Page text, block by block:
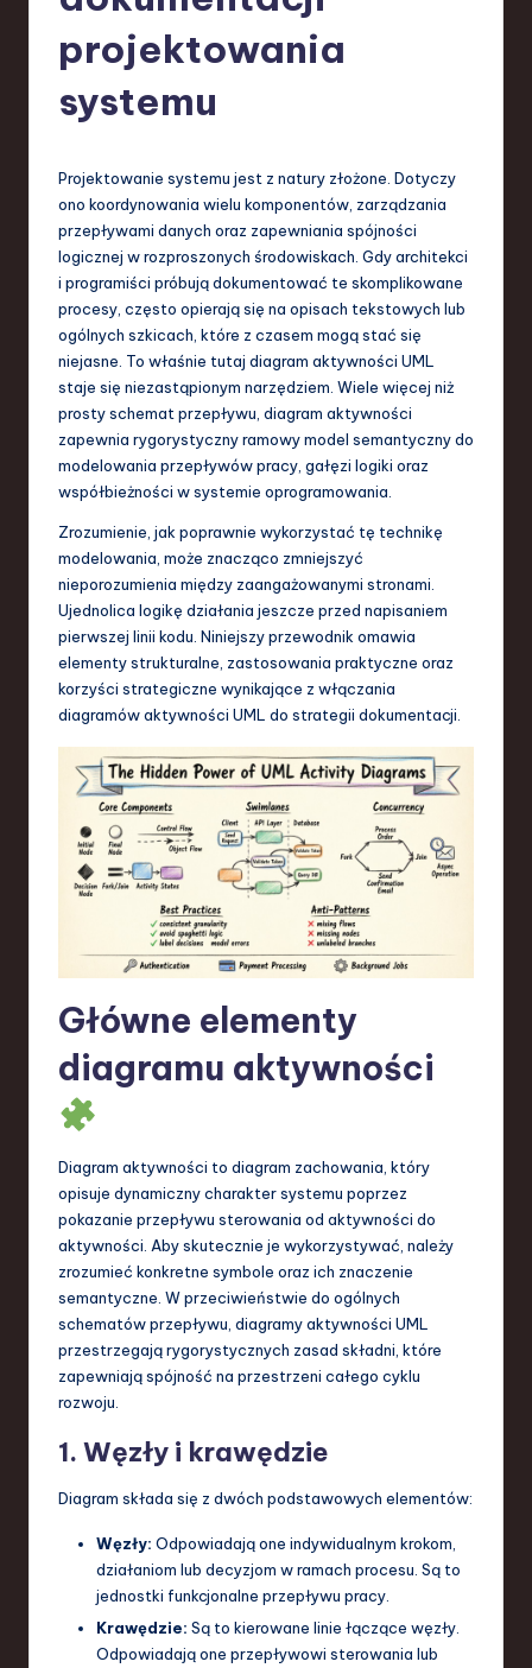
T
d
S
o
w
d
o
ti
o
projektowania
systemu
Projektowanie systemu jest z natury złożone. Dotyczy
ono koordynowania wielu komponentów, zarządzania
przepływami danych oraz zapewniania spójności
logicznej w rozproszonych środowiskach. Gdy architekci
i programiści próbują dokumentować te skomplikowane
procesy, często opierają się na opisach tekstowych lub
ogólnych szkicach, które z czasem mogą stać się
niejasne. To właśnie tutaj diagram aktywności UML
staje się niezastąpionym narzędziem. Wiele więcej niż
prosty schemat przepływu, diagram aktywności
zapewnia rygorystyczny ramowy model semantyczny do
modelowania przepływów pracy, gałęzi logiki oraz
współbieżności w systemie oprogramowania.
Zrozumienie, jak poprawnie wykorzystać tę technikę
modelowania, może znacząco zmniejszyć
nieporozumienia między zaangażowanymi stronami.
Ujednolica logikę działania jeszcze przed napisaniem
pierwszej linii kodu. Niniejszy przewodnik omawia
elementy strukturalne, zastosowania praktyczne oraz
korzyści strategiczne wynikające z włączania
diagramów aktywności UML do strategii dokumentacji.
Główne elementy
diagramu aktywności
Diagram aktywności to diagram zachowania, który
opisuje dynamiczny charakter systemu poprzez
pokazanie przepływu sterowania od aktywności do
aktywności. Aby skutecznie je wykorzystywać, należy
zrozumieć konkretne symbole oraz ich znaczenie
semantyczne. W przeciwieństwie do ogólnych
schematów przepływu, diagramy aktywności UML
przestrzegają rygorystycznych zasad składni, które
zapewniają spójność na przestrzeni całego cyklu
rozwoju.
1. Węzły i krawędzie
Diagram składa się z dwóch podstawowych elementów:
Węzły: Odpowiadają one indywidualnym krokom,
działaniom lub decyzjom w ramach procesu. Są to
jednostki funkcjonalne przepływu pracy.
Krawędzie: Są to kierowane linie łączące węzły.
Odpowiadają one przepływowi sterowania lub